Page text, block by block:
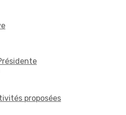
proposées